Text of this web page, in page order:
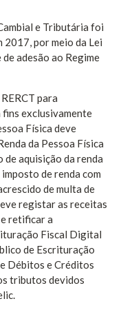
e Tributária foi
por meio da Lei
adesão ao Regime
para
exclusivamente
Física deve
da Pessoa Física
aquisição da renda
de renda com
de multa de
registar as receitas
retificar a
Fiscal Digital
de Escrituração
Débitos e Créditos
tributos devidos